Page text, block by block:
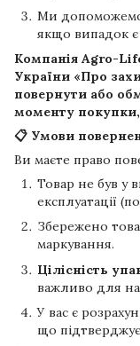
Ми допоможемо
якщо випадок є
Компанія Agro-
України «Про
повернути або
моменту покупки,
📋 Умови
Ви маєте право
Товар не був у
експлуатації
Збережено
маркування.
Цілісність
важливо для
У вас є
що